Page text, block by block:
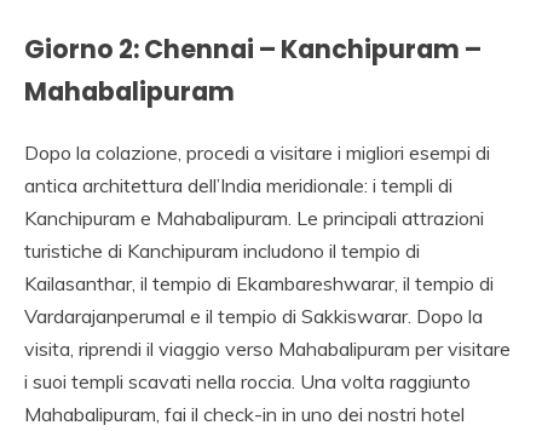
Giorno 2: Chennai – Kanchipuram –
Mahabalipuram
Dopo la colazione, procedi a visitare i migliori esempi di
antica architettura dell’India meridionale: i templi di
Kanchipuram e Mahabalipuram. Le principali attrazioni
turistiche di Kanchipuram includono il tempio di
Kailasanthar, il tempio di Ekambareshwarar, il tempio di
Vardarajanperumal e il tempio di Sakkiswarar. Dopo la
visita, riprendi il viaggio verso Mahabalipuram per visitare
i suoi templi scavati nella roccia. Una volta raggiunto
Mahabalipuram, fai il check-in in uno dei nostri hotel